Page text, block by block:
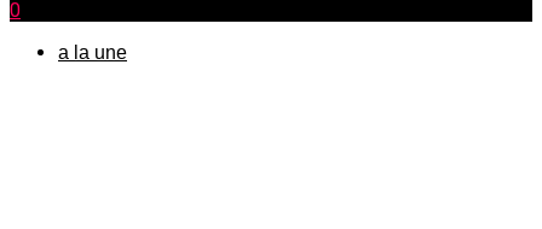
0
a la une